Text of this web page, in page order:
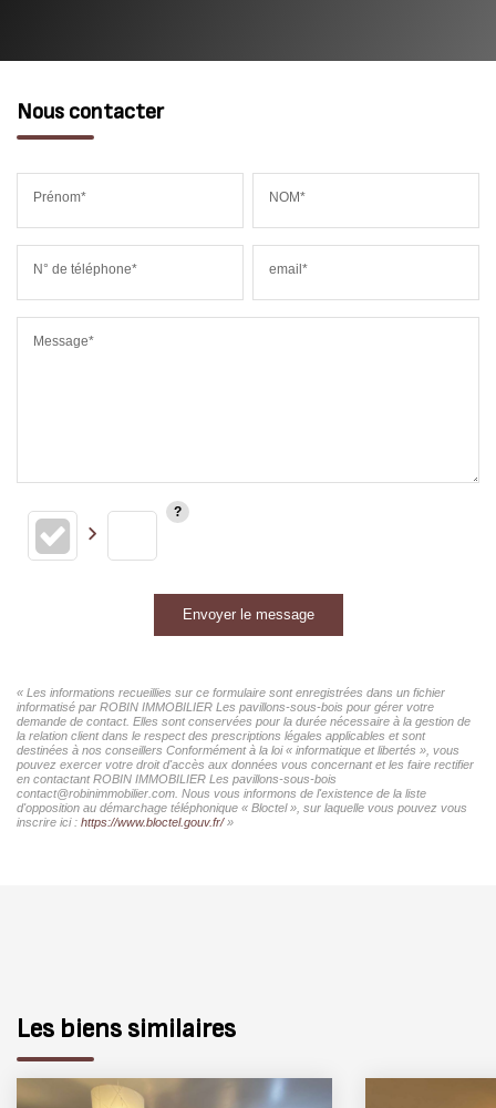
Nous contacter
Prénom* NOM*
N° de téléphone* email*
Message*
Envoyer le message
« Les informations recueillies sur ce formulaire sont enregistrées dans un fichier
informatisé par ROBIN IMMOBILIER Les pavillons-sous-bois pour gérer votre
demande de contact. Elles sont conservées pour la durée nécessaire à la gestion de
la relation client dans le respect des prescriptions légales applicables et sont
destinées à nos conseillers Conformément à la loi « informatique et libertés », vous
pouvez exercer votre droit d'accès aux données vous concernant et les faire rectifier
en contactant ROBIN IMMOBILIER Les pavillons-sous-bois
contact@robinimmobilier.com. Nous vous informons de l'existence de la liste
d'opposition au démarchage téléphonique « Bloctel », sur laquelle vous pouvez vous
inscrire ici : https://www.bloctel.gouv.fr/»
Les biens similaires